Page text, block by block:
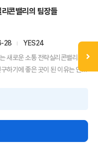
리콘밸리의 팀장들
28
YES24
새로운 소통 전략실리콘밸리가
하기에 좋은 곳이 된 이유는 인재